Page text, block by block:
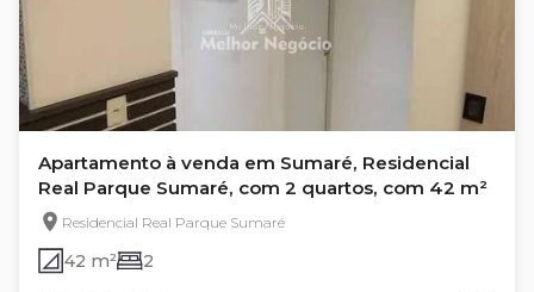
Apartamento à venda em Sumaré, Residencial
Real Parque Sumaré, com 2 quartos, com 42 m²
Residencial Real Parque Sumaré
42 m² 2